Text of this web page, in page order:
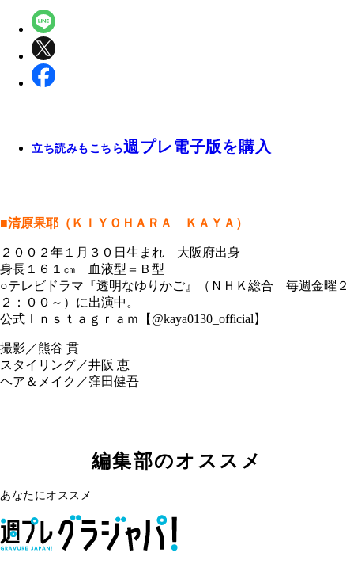
立ち読みもこちら週プレ電子版を購入
■清原果耶（ＫＩＹＯＨＡＲＡ ＫＡＹＡ）
２００２年１月３０日生まれ 大阪府出身
身長１６１㎝ 血液型＝Ｂ型
○テレビドラマ『透明なゆりかご』（ＮＨＫ総合 毎週金曜２
２：００～）に出演中。
公式Ｉｎｓｔａｇｒａｍ【@kaya0130_official】
撮影／熊谷 貫
スタイリング／井阪 恵
ヘア＆メイク／窪田健吾
編集部のオススメ
あなたにオススメ